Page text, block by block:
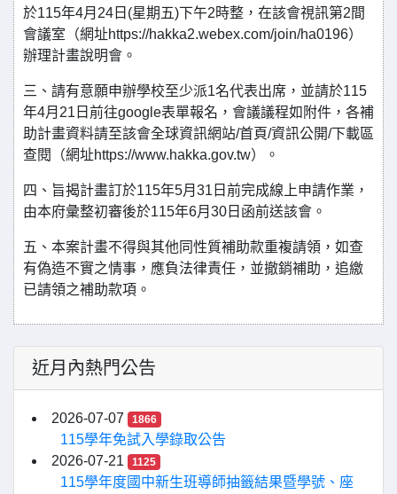
於115年4月24日(星期五)下午2時整，在該會視訊第2間
會議室（網址https://hakka2.webex.com/join/ha0196）
辦理計畫說明會。
三、請有意願申辦學校至少派1名代表出席，並請於115
年4月21日前往google表單報名，會議議程如附件，各補
助計畫資料請至該會全球資訊網站/首頁/資訊公開/下載區
查閱（網址https://www.hakka.gov.tw）。
四、旨揭計畫訂於115年5月31日前完成線上申請作業，
由本府彙整初審後於115年6月30日函前送該會。
五、本案計畫不得與其他同性質補助款重複請領，如查
有偽造不實之情事，應負法律責任，並撤銷補助，追繳
已請領之補助款項。
近月內熱門公告
2026-07-07 1866
115學年免試入學錄取公告
2026-07-21
1125
115學年度國中新生班導師抽籤結果暨學號、座